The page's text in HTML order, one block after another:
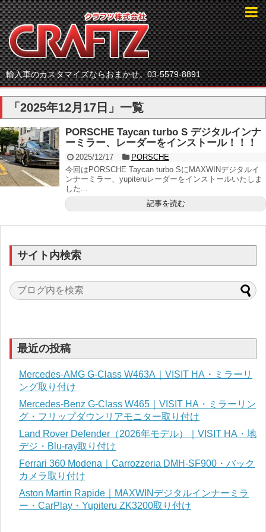
輸入車のカスタマイズならおまかせ。03-5579-8891
「 2025年12月17日 」 一覧
PORSCHE Taycan turbo S デジタルインナ
ーミラー、レーダーをインストール！！！
2025/12/17
PORSCHE
今回はPORSCHE Taycan turbo SにMAXWINデジタルイ
ンナーミラー、yupiteruレーダーをインストールいたしま
した...
記事を読む
サイト内検索
最近の投稿
Mercedes-AMG G-Class W463A｜VISIT HA・ミラーリ
ング取り付け
Mercedes-Benz G-Class W465｜VISIT HA・ミラーリン
グ・フリップダウンリアモニター取り付け
Land Rover Defender（2026年モデル）｜VISIT HA・地
デジ・Blu-ray取り付け
Ferrari 360 Modena｜Carrozzeria DMH-SF900・バック
カメラ取り付け
Aston Martin Rapide｜MAXWINデジタルインナーミラ
ー・CarPlay・Yupiteru ZK3200取り付け